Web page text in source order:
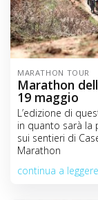
MARATHON TOUR
Marathon
19 maggio
L’edizione di
in quanto sarà la
sui sentieri di
Marathon
continua a leggere